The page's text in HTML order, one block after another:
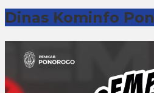
Dinas Kominfo